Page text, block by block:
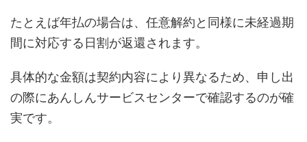
たとえば年払の場合は、任意解約と同様に未経過期
間に対応する日割が返還されます。
具体的な金額は契約内容により異なるため、申し出
の際にあんしんサービスセンターで確認するのが確
実です。